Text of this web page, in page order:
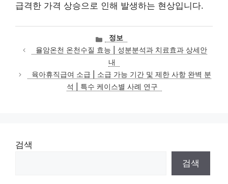
급격한 가격 상승으로 인해 발생하는 현상입니다.
카
테
고
리
정보
율암온천 온천수질 효능 | 성분분석과 치료효과 상세안
내
육아휴직급여 소급 | 소급 가능 기간 및 제한 사항 완벽 분
석 | 특수 케이스별 사례 연구
검색
검색